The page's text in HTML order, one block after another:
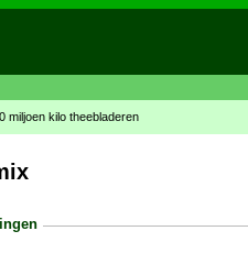
miljoen kilo theebladeren